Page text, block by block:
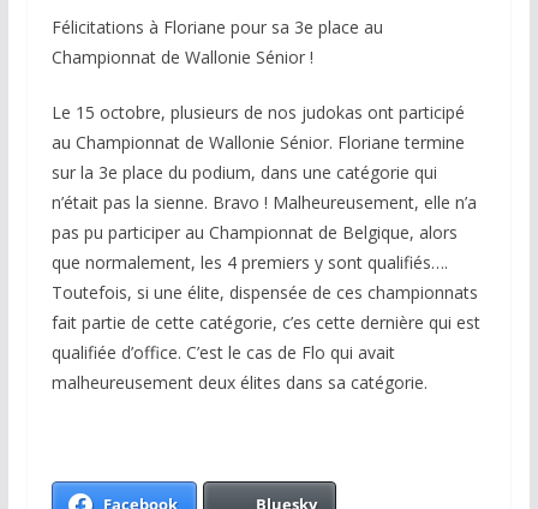
Félicitations à Floriane pour sa 3e place au
Championnat de Wallonie Sénior !
Le 15 octobre, plusieurs de nos judokas ont participé
au Championnat de Wallonie Sénior. Floriane termine
sur la 3e place du podium, dans une catégorie qui
n’était pas la sienne. Bravo ! Malheureusement, elle n’a
pas pu participer au Championnat de Belgique, alors
que normalement, les 4 premiers y sont qualifiés….
Toutefois, si une élite, dispensée de ces championnats
fait partie de cette catégorie, c’es cette dernière qui est
qualifiée d’office. C’est le cas de Flo qui avait
malheureusement deux élites dans sa catégorie.